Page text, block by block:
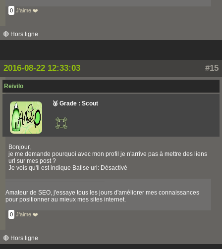
0 J'aime ❤️
🔴 Hors ligne
#15
2016-08-22 12:33:03
Reivilo
🥉 Grade : Scout
Bonjour,
je me demande pourquoi avec mon profil je n'arrive pas à mettre des liens
url sur mes post ?
Je vois qu'il est indique Balise url: Désactivé
Amateur de SEO, j'essaye tous les jours d'améliorer mes connaissances
pour positionner au mieux mes sites internet.
0 J'aime ❤️
🔴 Hors ligne